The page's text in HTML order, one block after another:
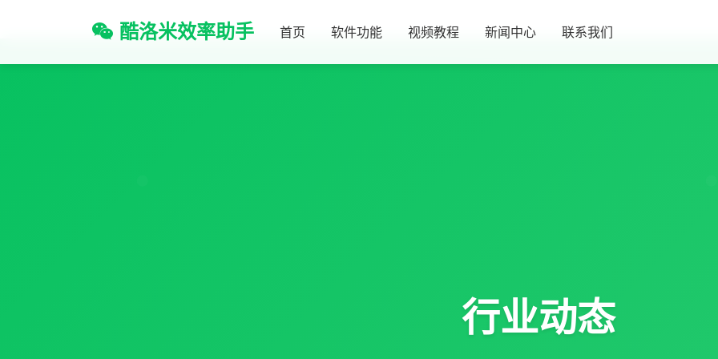
酷洛米效率助手 首页 软件功能 视频教程 新闻中心 联系我们
行业动态